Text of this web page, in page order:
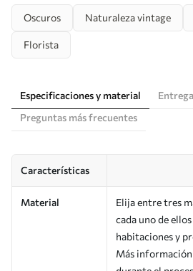
Oscuros Naturaleza vintage
Florista
Especificaciones y material
Preguntas más frecuentes
Características
Material
Elija entre tres
cada uno de
habitaciones y
Más